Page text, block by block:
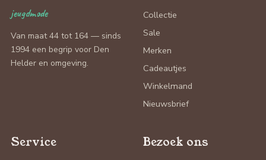
jeugdmode
Van maat 44 tot 164 — sinds
1994 een begrip voor Den
Helder en omgeving.
Collectie
Sale
Merken
Cadeautjes
Winkelmand
Nieuwsbrief
Service Bezoek ons